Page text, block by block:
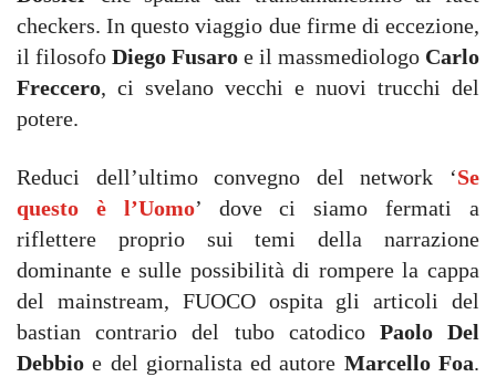
checkers. In questo viaggio due firme di eccezione,
il filosofo Diego Fusaro e il massmediologo Carlo
Freccero, ci svelano vecchi e nuovi trucchi del
potere.
Reduci dell’ultimo convegno del network ‘Se
questo è l’Uomo’ dove ci siamo fermati a
riflettere proprio sui temi della narrazione
dominante e sulle possibilità di rompere la cappa
del mainstream, FUOCO ospita gli articoli del
bastian contrario del tubo catodico Paolo Del
Debbio e del giornalista ed autore Marcello Foa.